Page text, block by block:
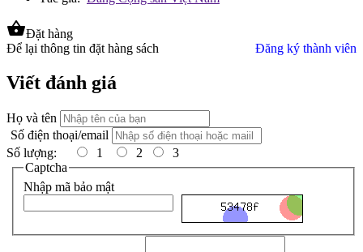
shopping_basketĐặt hàng
Để lại thông tin đặt hàng sách
Đăng ký thành viên
Viết đánh giá
Họ và tên
Số điện thoại/email
Số lượng:
1 2
3
Captcha
Nhập mã bảo mật